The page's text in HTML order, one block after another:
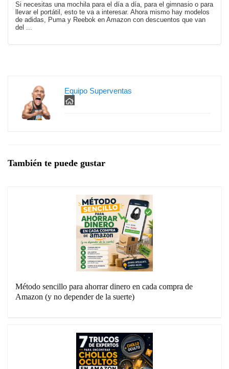
Si necesitas una mochila para el día a día, para el gimnasio o para
llevar el portátil, esto te va a interesar. Ahora mismo hay modelos
de adidas, Puma y Reebok en Amazon con descuentos que van
del ...
Equipo Superventas
También te puede gustar
Método sencillo para ahorrar dinero en cada compra de
Amazon (y no depender de la suerte)